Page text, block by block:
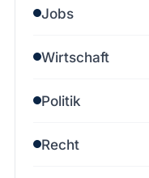
Jobs
Wirtschaft
Politik
Recht